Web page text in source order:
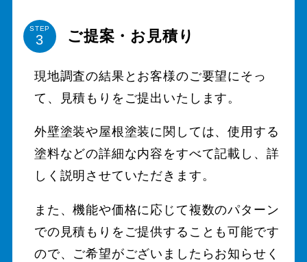
STEP ご提案・お見積り
現地調査の結果とお客様のご要望にそっ
て、見積もりをご提出いたします。
外壁塗装や屋根塗装に関しては、使用する
塗料などの詳細な内容をすべて記載し、詳
しく説明させていただきます。
また、機能や価格に応じて複数のパターン
での見積もりをご提供することも可能です
ので、ご希望がございましたらお知らせく